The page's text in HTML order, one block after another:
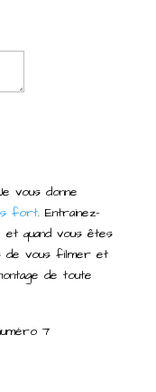
vous donne
fort. Entrainez-
quand vous êtes
de vous filmer et
de toute
7